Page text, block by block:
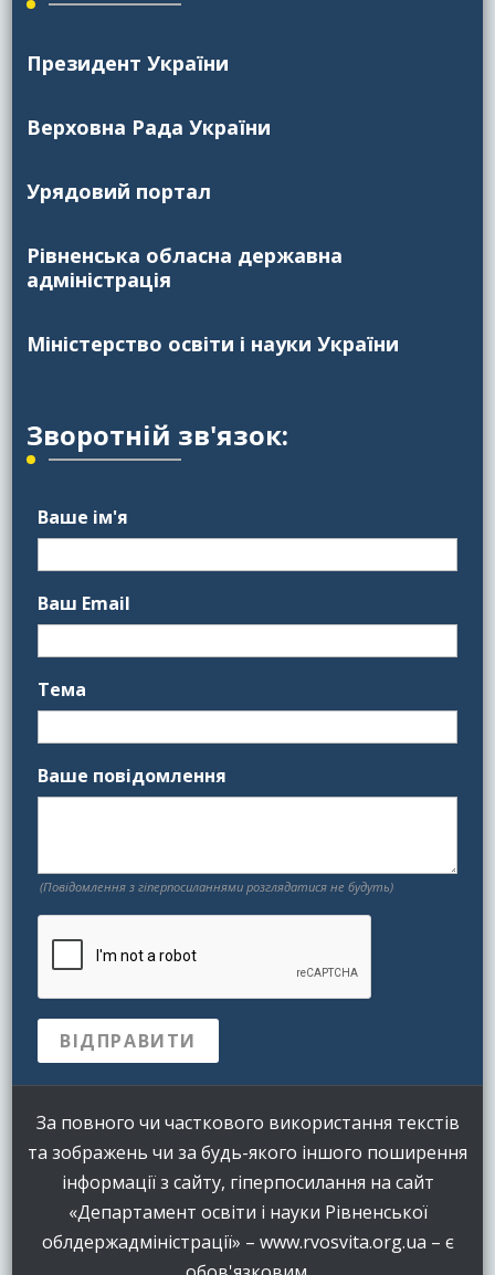
Президент України
Верховна Рада України
Урядовий портал
Рівненська обласна державна
адміністрація
Міністерство освіти і науки України
Зворотній зв'язок:
Ваше ім'я
Ваш Email
Тема
Ваше повідомлення
(Повідомлення з гіперпосиланнями розглядатися не будуть)
За повного чи часткового використання текстів
та зображень чи за будь-якого іншого поширення
інформації з сайту, гіперпосилання на сайт
«Департамент освіти і науки Рівненської
облдержадміністрації» – www.rvosvita.org.ua – є